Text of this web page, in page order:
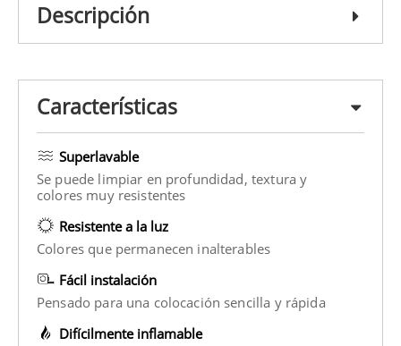
Descripción
Características
Superlavable
Se puede limpiar en profundidad, textura y
colores muy resistentes
Resistente a la luz
Colores que permanecen inalterables
Fácil instalación
Pensado para una colocación sencilla y rápida
Difícilmente inflamable